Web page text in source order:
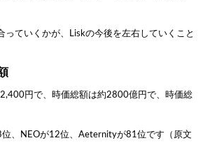
っていくかが、Liskの今後を左右していくこと
円で、時価総額は約2800億円で、時価総
、NEOが12位、Aeternityが81位です（原文